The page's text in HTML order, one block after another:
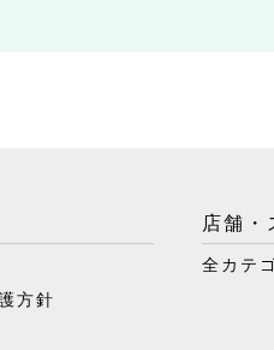
方針
店舗・
全カテ